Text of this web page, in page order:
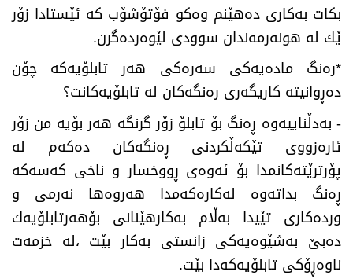
بكات به‌كاری ده‌هێنم وه‌كو فۆتۆشۆب كه‌ ئێستادا زۆر
ێك له‌ هونه‌رمه‌ندان سوودی لێوه‌رده‌گرن.
*ره‌نگ ماده‌یه‌كی سه‌ره‌كی هه‌ر تابلۆیه‌كه‌ چۆن
ده‌ڕوانیته‌ كاریگه‌ری ره‌نگه‌كان له‌ تابلۆیه‌كانت؟
- به‌دڵناییه‌وه‌ ڕه‌نگ بۆ تابلۆ زۆر گرنگه‌ هه‌ر بۆیه‌ من زۆر
ئاره‌زووی تێكه‌ڵكردنی ڕه‌نگه‌كان ده‌كه‌م له‌
پۆرترێته‌كانمدا بۆ ئه‌وه‌ی ڕووخسار و ناخی كه‌سه‌كه‌
ڕه‌نگ بداته‌وه‌ له‌كاره‌كه‌مدا هه‌روه‌ها نه‌رمی و
ورده‌كاری تێیدا به‌ڵام به‌كارهێنانی بۆهه‌رتابلۆیه‌ك
ده‌بێ به‌شێوه‌یه‌كی زانستی به‌كار بێت ،له‌ خزمه‌ت
ناوه‌ڕۆكی تابلۆیه‌كه‌دا بێت.